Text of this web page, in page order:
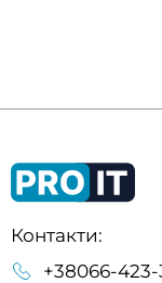
Контакти:
+38066-423-